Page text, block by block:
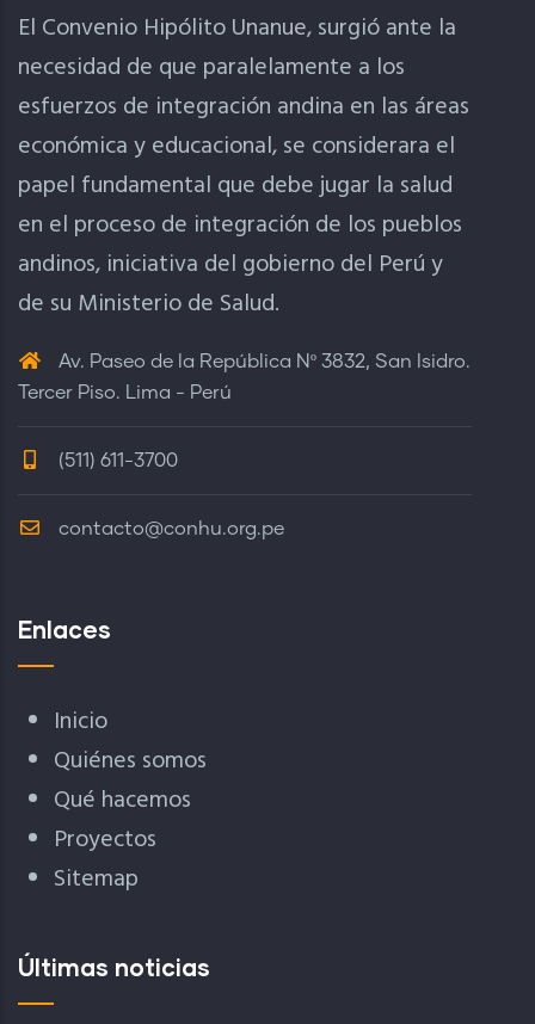
El Convenio Hipólito Unanue, surgió ante la
necesidad de que paralelamente a los
esfuerzos de integración andina en las áreas
económica y educacional, se considerara el
papel fundamental que debe jugar la salud
en el proceso de integración de los pueblos
andinos, iniciativa del gobierno del Perú y
de su Ministerio de Salud.
Av. Paseo de la República Nº 3832, San Isidro.
Tercer Piso. Lima - Perú
(511) 611-3700
contacto@conhu.org.pe
Enlaces
Inicio
Quiénes somos
Qué hacemos
Proyectos
Sitemap
Últimas noticias